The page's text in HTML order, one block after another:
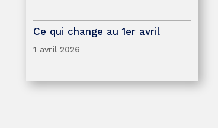
Ce qui change au 1er avril
1 avril 2026